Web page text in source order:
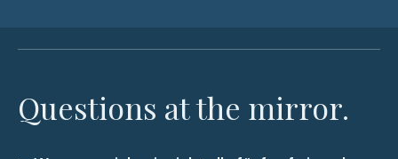
Questions at the mirror.